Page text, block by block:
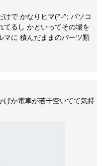
けで かなりヒマ(^-^; パソコ
てるし かといってその場を
マに 積んだままのパーツ類
げか電車が若干空いてて気持